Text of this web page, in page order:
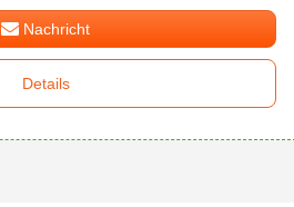
Nachricht
Details